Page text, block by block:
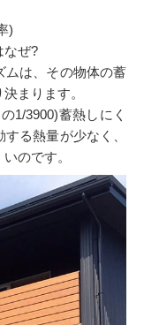
)
なぜ?
ムは、その物体の蓄
まります。
1/3900)蓄熱しにく
る熱量が少なく、
のです。